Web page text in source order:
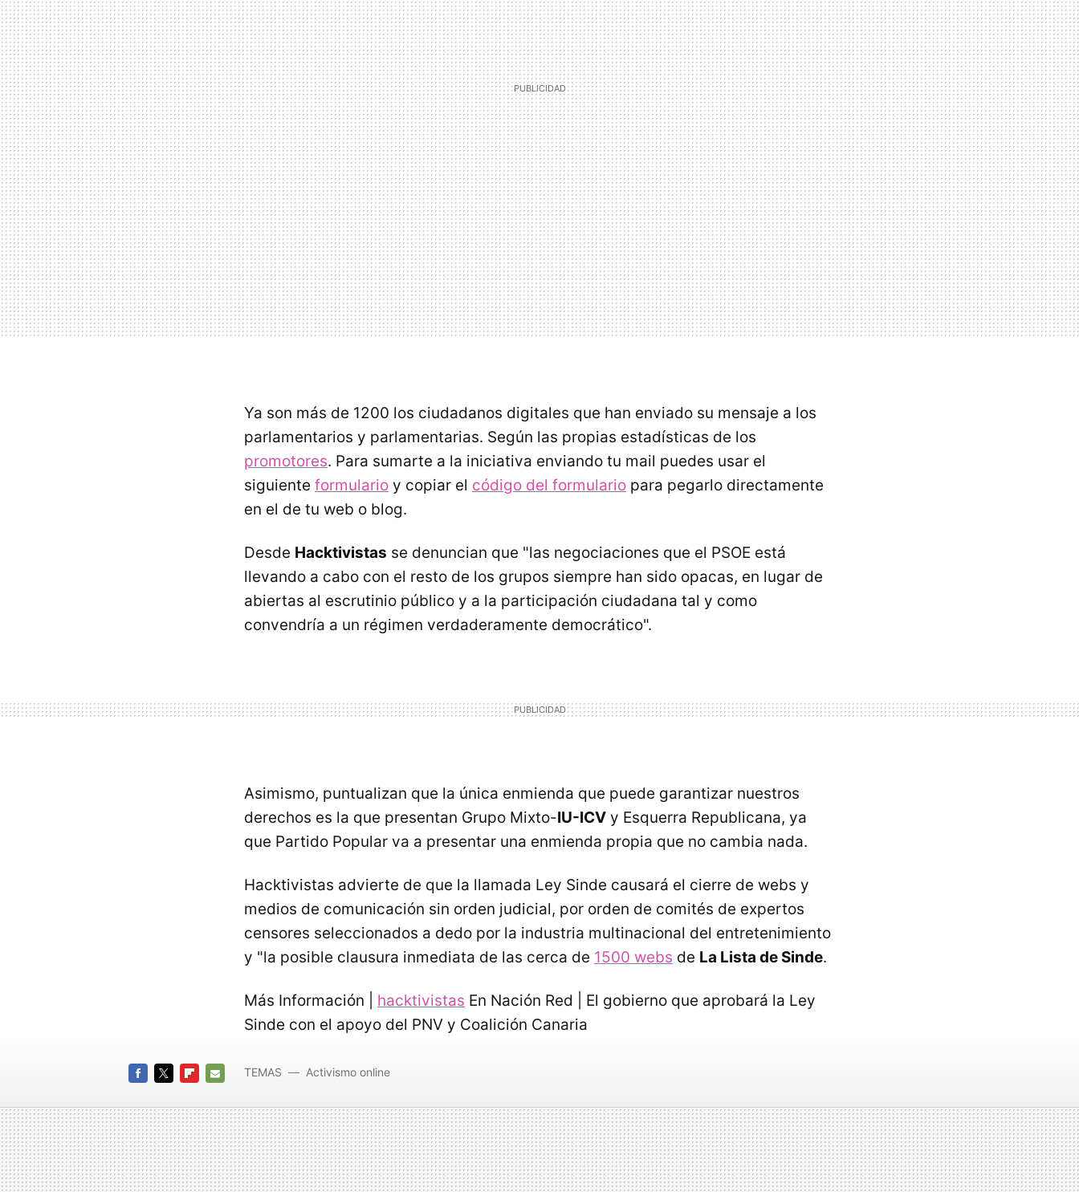
Ya son más de 1200 los ciudadanos digitales que han enviado su mensaje a los
parlamentarios y parlamentarias. Según las propias estadísticas de los
promotores. Para sumarte a la iniciativa enviando tu mail puedes usar el
siguiente formulario y copiar el código del formulario para pegarlo directamente
en el de tu web o blog.
Desde Hacktivistas se denuncian que "las negociaciones que el PSOE está
llevando a cabo con el resto de los grupos siempre han sido opacas, en lugar de
abiertas al escrutinio público y a la participación ciudadana tal y como
convendría a un régimen verdaderamente democrático".
Asimismo, puntualizan que la única enmienda que puede garantizar nuestros
derechos es la que presentan Grupo Mixto-IU-ICV y Esquerra Republicana, ya
que Partido Popular va a presentar una enmienda propia que no cambia nada.
Hacktivistas advierte de que la llamada Ley Sinde causará el cierre de webs y
medios de comunicación sin orden judicial, por orden de comités de expertos
censores seleccionados a dedo por la industria multinacional del entretenimiento
y "la posible clausura inmediata de las cerca de 1500 webs de La Lista de Sinde.
Más Información | hacktivistas En Nación Red | El gobierno que aprobará la Ley
Sinde con el apoyo del PNV y Coalición Canaria
MAIL
TEMAS Activismo online